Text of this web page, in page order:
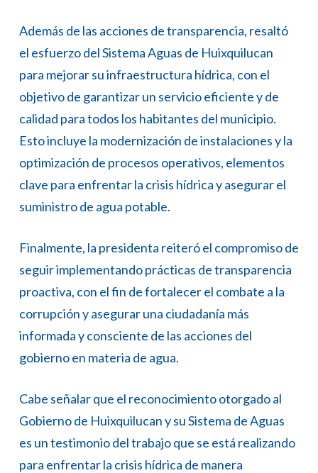
Además de las acciones de transparencia, resaltó
el esfuerzo del Sistema Aguas de Huixquilucan
para mejorar su infraestructura hídrica, con el
objetivo de garantizar un servicio eficiente y de
calidad para todos los habitantes del municipio.
Esto incluye la modernización de instalaciones y la
optimización de procesos operativos, elementos
clave para enfrentar la crisis hídrica y asegurar el
suministro de agua potable.
Finalmente, la presidenta reiteró el compromiso de
seguir implementando prácticas de transparencia
proactiva, con el fin de fortalecer el combate a la
corrupción y asegurar una ciudadanía más
informada y consciente de las acciones del
gobierno en materia de agua.
Cabe señalar que el reconocimiento otorgado al
Gobierno de Huixquilucan y su Sistema de Aguas
es un testimonio del trabajo que se está realizando
para enfrentar la crisis hídrica de manera